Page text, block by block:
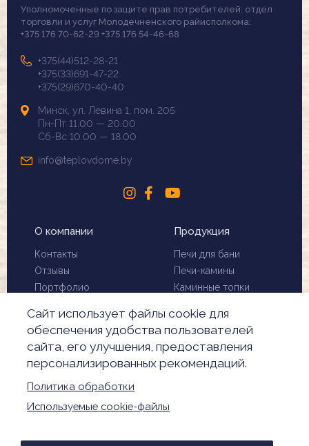
Уполномоченные по защите прав потребителей: отдел
торговли и услуг Молодечненского райисполкома:
+375 176 70-62-29 +375 176 54-46-68
+375(44)512-28-21
+375(33)691-47-22
+375(29)670-40-40
Минск, ул. Левина 1, пом. 205
Пн-Пт 11.00 — 20.00
Сб-Вс 10.00 — 18.00
info@teplovdome.by
О компании
Контакты
Отзывы
Портфолио
Чистка дымохода
Производители
Акции
Обработка
персональных данных
Продукция
Печи для бани
Печи-камины
Каминные топки
Скидки
Сайт использует файлы cookie для
обеспечения удобства пользователей
сайта, его улучшения, предоставления
персонализированных рекомендаций.
Политика обработки
Используемые cookie-файлы